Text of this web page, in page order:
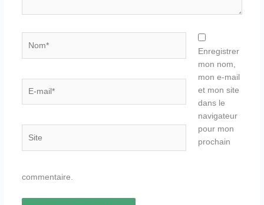
Enregistrer
mon nom,
mon e-mail
et mon site
dans le
navigateur
pour mon
prochain
commentaire.